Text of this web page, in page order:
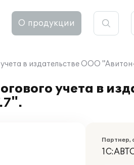
О продукции
в издательстве ООО
учета в
Партнер,